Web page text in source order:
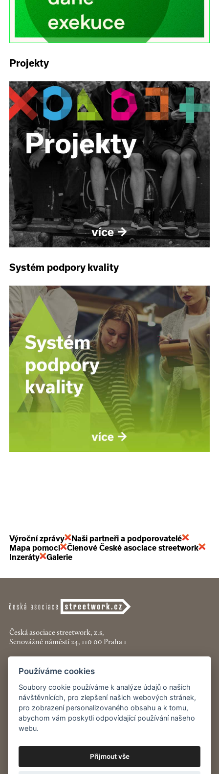
Projekty
Systém podpory kvality
Výroční zprávy
Naši partneři a podporovatelé
Mapa pomoci
Členové České asociace streetwork
Inzeráty
Galerie
Česká asociace streetwork, z.s,
Senovážné náměstí 24, 110 00 Praha 1
+420 774 913 777
asociace@streetwork.cz
Nastavení cookies
Restartshop.cz
Pracenaulici.cz
Odběr
Používáme cookies
Soubory cookie používáme k analýze údajů o našich
návštěvnících, pro zlepšení našich webových stránek,
pro zobrazení personalizovaného obsahu a k tomu,
abychom vám poskytli odpovídající používání našeho
webu.
Přijmout vše